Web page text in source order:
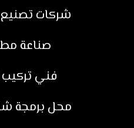
شركات
صناعة
فني تركيب
محل برمجة